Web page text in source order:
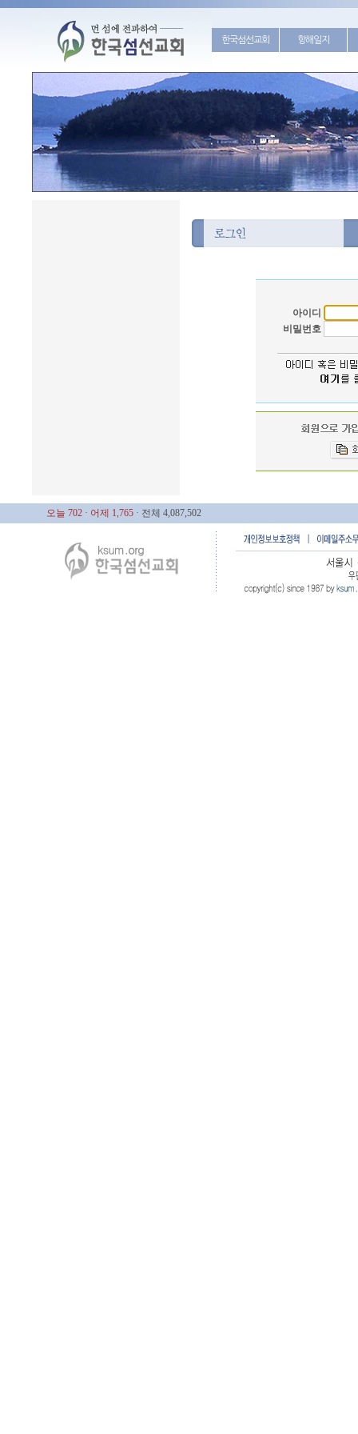
한국섬선교회 항해일지
아이디
비밀번호
오늘 702 · 어제 1,765 · 전체 4,087,502